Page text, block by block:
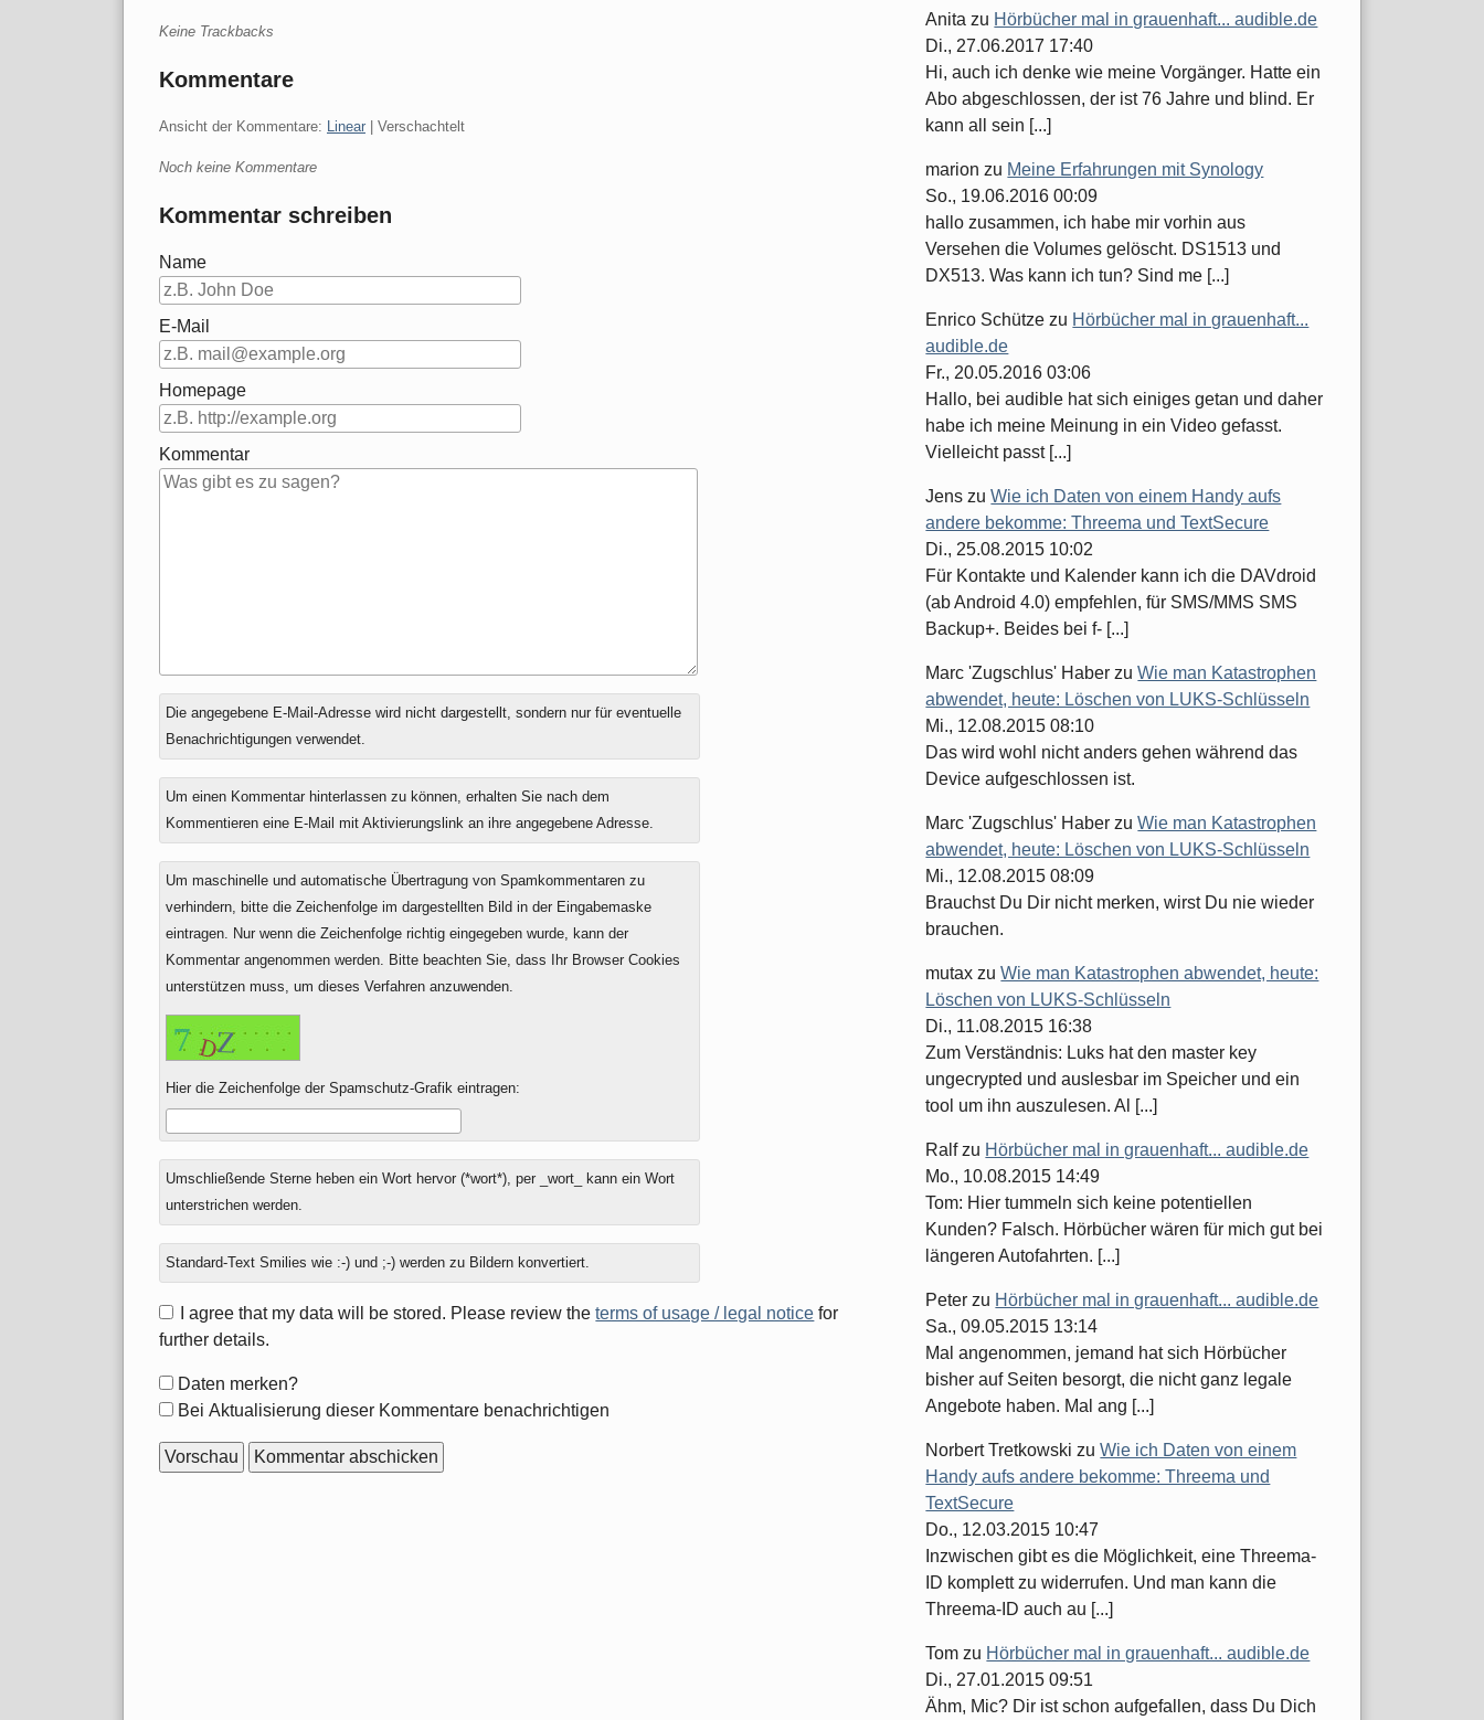
Keine Trackbacks
Kommentare
Ansicht der Kommentare: Linear | Verschachtelt
Noch keine Kommentare
Kommentar schreiben
Name
E-Mail
Homepage
Kommentar
Antwort
zu
Die angegebene E-Mail-Adresse wird nicht dargestellt, sondern nur für eventuelle
Benachrichtigungen verwendet.
Um einen Kommentar hinterlassen zu können, erhalten Sie nach dem
Kommentieren eine E-Mail mit Aktivierungslink an ihre angegebene Adresse.
Um maschinelle und automatische Übertragung von Spamkommentaren zu
verhindern, bitte die Zeichenfolge im dargestellten Bild in der Eingabemaske
eintragen. Nur wenn die Zeichenfolge richtig eingegeben wurde, kann der
Kommentar angenommen werden. Bitte beachten Sie, dass Ihr Browser Cookies
unterstützen muss, um dieses Verfahren anzuwenden.
Hier die Zeichenfolge der Spamschutz-Grafik eintragen:
Umschließende Sterne heben ein Wort hervor (*wort*), per _wort_ kann ein Wort
unterstrichen werden.
Standard-Text Smilies wie :-) und ;-) werden zu Bildern konvertiert.
I agree that my data will be stored. Please review theterms of usage / legal notice for
further details.
Formular-
Optionen
Daten merken?
Bei Aktualisierung dieser Kommentare benachrichtigen
Anita zu Hörbücher mal in grauenhaft... audible.de
Di., 27.06.2017 17:40
Hi, auch ich denke wie meine Vorgänger. Hatte ein
Abo abgeschlossen, der ist 76 Jahre und blind. Er
kann all sein [...]
marion zu Meine Erfahrungen mit Synology
So., 19.06.2016 00:09
hallo zusammen, ich habe mir vorhin aus
Versehen die Volumes gelöscht. DS1513 und
DX513. Was kann ich tun? Sind me [...]
Enrico Schütze zu Hörbücher mal in grauenhaft...
audible.de
Fr., 20.05.2016 03:06
Hallo, bei audible hat sich einiges getan und daher
habe ich meine Meinung in ein Video gefasst.
Vielleicht passt [...]
Jens zuWie ich Daten von einem Handy aufs
andere bekomme: Threema und TextSecure
Di., 25.08.2015 10:02
Für Kontakte und Kalender kann ich die DAVdroid
(ab Android 4.0) empfehlen, für SMS/MMS SMS
Backup+. Beides bei f- [...]
Marc 'Zugschlus' Haber zuWie man Katastrophen
abwendet, heute: Löschen von LUKS-Schlüsseln
Mi., 12.08.2015 08:10
Das wird wohl nicht anders gehen während das
Device aufgeschlossen ist.
Marc 'Zugschlus' Haber zuWie man Katastrophen
abwendet, heute: Löschen von LUKS-Schlüsseln
Mi., 12.08.2015 08:09
Brauchst Du Dir nicht merken, wirst Du nie wieder
brauchen.
mutax zuWie man Katastrophen abwendet, heute:
Löschen von LUKS-Schlüsseln
Di., 11.08.2015 16:38
Zum Verständnis: Luks hat den master key
ungecrypted und auslesbar im Speicher und ein
tool um ihn auszulesen. Al [...]
Ralfzu Hörbücher mal in grauenhaft... audible.de
Mo., 10.08.2015 14:49
Tom: Hier tummeln sich keine potentiellen
Kunden? Falsch. Hörbücher wären für mich gut bei
längeren Autofahrten. [...]
Peter zu Hörbücher mal in grauenhaft... audible.de
Sa., 09.05.2015 13:14
Mal angenommen, jemand hat sich Hörbücher
bisher auf Seiten besorgt, die nicht ganz legale
Angebote haben. Mal ang [...]
Norbert Tretkowski zuWie ich Daten von einem
Handy aufs andere bekomme: Threema und
TextSecure
Do., 12.03.2015 10:47
Inzwischen gibt es die Möglichkeit, eine Threema-
ID komplett zu widerrufen. Und man kann die
Threema-ID auch au [...]
Tom zu Hörbücher mal in grauenhaft... audible.de
Di., 27.01.2015 09:51
Ähm, Mic? Dir ist schon aufgefallen, dass Du Dich